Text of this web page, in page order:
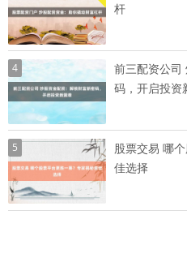
杆
4
前三配资公司
码，开启投资
5
股票交易 哪
佳选择